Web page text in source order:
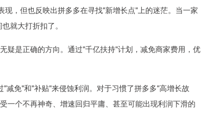
，但也反映出拼多多在寻找"新增长点"上的迷茫。当一家
就大打折扣了。
疑是正确的方向。通过"千亿扶持"计划，减免商家费用，优
免"和"补贴"来侵蚀利润。对于习惯了拼多多"高增长故
一个不再神奇、增速回归平庸、甚至可能出现利润下滑的